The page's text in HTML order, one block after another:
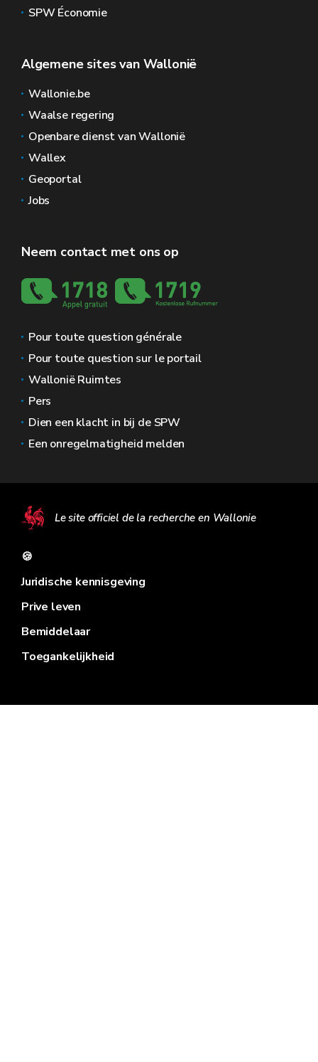
SPW Économie
Algemene sites van Wallonië
Wallonie.be
Waalse regering
Openbare dienst van Wallonië
Wallex
Geoportal
Jobs
Neem contact met ons op
Pour toute question générale
Pour toute question sur le portail
Wallonië Ruimtes
Pers
Dien een klacht in bij de SPW
Een onregelmatigheid melden
Le site officiel de la recherche en Wallonie
🍪
Juridische kennisgeving
Prive leven
Bemiddelaar
Toegankelijkheid